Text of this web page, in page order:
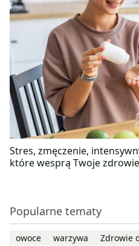
Stres, zmęczenie,
które wesprą Twoje zdrowie
Popularne tematy
owoce warzywa Zdrowie